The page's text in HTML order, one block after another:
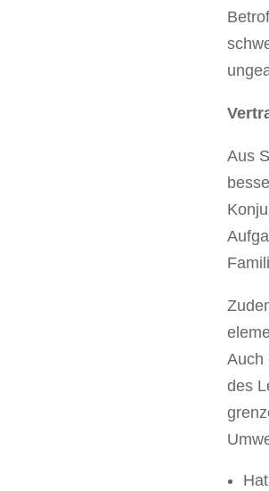
Aus
Auch
des